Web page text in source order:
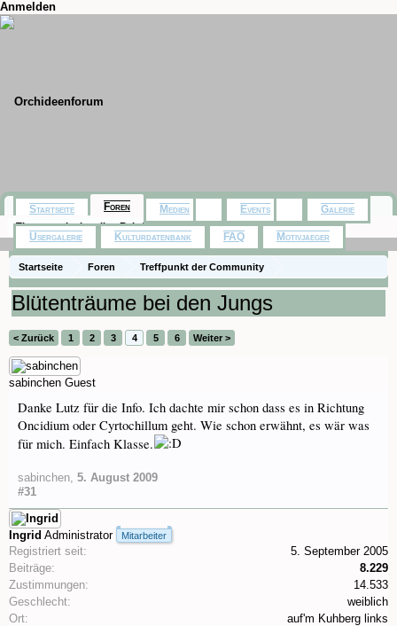
Anmelden
Startseite Foren
Treffpunkt der Community
Orchideenfotos (Naturformen)
Blütenträume bei den Jungs
< Zurück 1 2 3 4 5 6 Weiter >
sabinchen Guest
Danke Lutz für die Info. Ich dachte mir schon dass es in Richtung
Oncidium oder Cyrtochillum geht. Wie schon erwähnt, es wär was
für mich. Einfach Klasse.
sabinchen, 5. August 2009
#31
Ingrid Administrator Mitarbeiter
Registriert seit:
5. September 2005
Beiträge:
8.229
Zustimmungen:
14.533
Geschlecht:
weiblich
Ort:
auf'm Kuhberg links
Startseite Foren
Themen mit aktuellen Beiträgen
Medien Events Galerie
Usergalerie Kulturdatenbank FAQ Motivjaeger